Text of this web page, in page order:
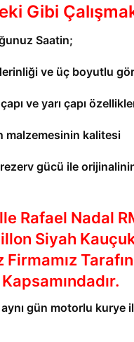
Gibi
Saatin;
ve üç boyutlu
ve yarı çapı
malzemesinin kalitesi
gücü ile
Rafael Nadal
Siyah
gün motorlu kurye